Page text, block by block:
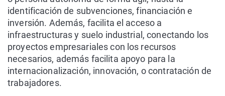
identificación de subvenciones, financiación e
inversión. Además, facilita el acceso a
infraestructuras y suelo industrial, conectando los
proyectos empresariales con los recursos
necesarios, además facilita apoyo para la
internacionalización, innovación, o contratación de
trabajadores.